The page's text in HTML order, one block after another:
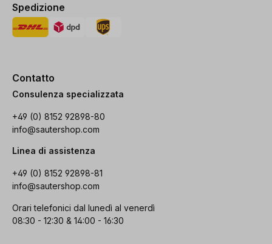
Spedizione
Contatto
Consulenza specializzata
+49 (0) 8152 92898-80
info@sautershop.com
Linea di assistenza
+49 (0) 8152 92898-81
info@sautershop.com
Orari telefonici dal lunedì al venerdì
08:30 - 12:30 & 14:00 - 16:30